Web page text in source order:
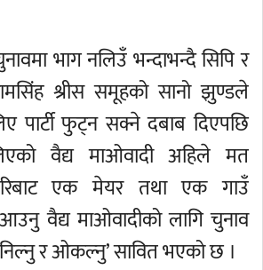
भाग नलिउँ भन्दाभन्दै सिपि र
श्रीस समूहको सानो झुण्डले
पार्टी फुट्न सक्ने दबाब दिएपछि
वैद्य माओवादी अहिले मत
एक मेयर तथा एक गाउँ
वैद्य माओवादीको लागि चुनाव
र ओकल्नु’ सावित भएको छ ।